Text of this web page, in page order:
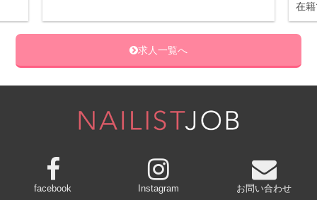
在
求人一覧へ
facebook Instagram お問い合わせ